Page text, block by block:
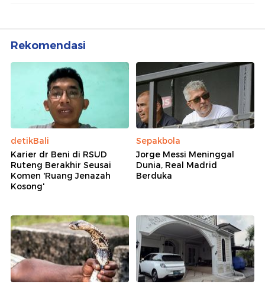
Rekomendasi
detikBali
Karier dr Beni di RSUD
Ruteng Berakhir Seusai
Komen 'Ruang Jenazah
Kosong'
Sepakbola
Jorge Messi Meninggal
Dunia, Real Madrid
Berduka